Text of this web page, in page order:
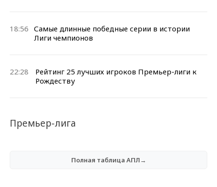
18:56 Самые длинные победные серии в истории
Лиги чемпионов
22:28
Рейтинг 25 лучших игроков Премьер-лиги к
Рождеству
Премьер-лига
Полная таблица АПЛ→